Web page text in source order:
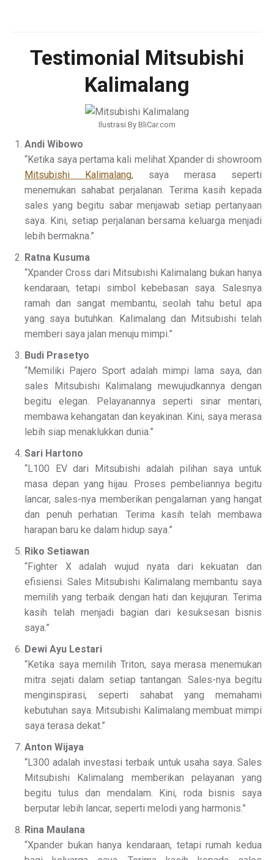
Testimonial Mitsubishi
Kalimalang
Ilustrasi By BliCar.com
Andi Wibowo
“Ketika saya pertama kali melihat Xpander di showroom
Mitsubishi Kalimalang, saya merasa seperti
menemukan sahabat perjalanan. Terima kasih kepada
sales yang begitu sabar menjawab setiap pertanyaan
saya. Kini, setiap perjalanan bersama keluarga menjadi
lebih bermakna.”
Ratna Kusuma
“Xpander Cross dari Mitsubishi Kalimalang bukan hanya
kendaraan, tetapi simbol kebebasan saya. Salesnya
ramah dan sangat membantu, seolah tahu betul apa
yang saya butuhkan. Kalimalang dan Mitsubishi telah
memberi saya jalan menuju mimpi.”
Budi Prasetyo
“Memiliki Pajero Sport adalah mimpi lama saya, dan
sales Mitsubishi Kalimalang mewujudkannya dengan
begitu elegan. Pelayanannya seperti sinar mentari,
membawa kehangatan dan keyakinan. Kini, saya merasa
lebih siap menaklukkan dunia.”
Sari Hartono
“L100 EV dari Mitsubishi adalah pilihan saya untuk
masa depan yang hijau. Proses pembeliannya begitu
lancar, sales-nya memberikan pengalaman yang hangat
dan penuh perhatian. Terima kasih telah membawa
harapan baru ke dalam hidup saya.”
Riko Setiawan
“Fighter X adalah wujud nyata dari kekuatan dan
efisiensi. Sales Mitsubishi Kalimalang membantu saya
memilih yang terbaik dengan hati dan kejujuran. Terima
kasih telah menjadi bagian dari kesuksesan bisnis
saya.”
Dewi Ayu Lestari
“Ketika saya memilih Triton, saya merasa menemukan
mitra sejati dalam setiap tantangan. Sales-nya begitu
menginspirasi, seperti sahabat yang memahami
kebutuhan saya. Mitsubishi Kalimalang membuat mimpi
saya terasa dekat.”
Anton Wijaya
“L300 adalah investasi terbaik untuk usaha saya. Sales
Mitsubishi Kalimalang memberikan pelayanan yang
begitu tulus dan mendalam. Kini, roda bisnis saya
berputar lebih lancar, seperti melodi yang harmonis.”
Rina Maulana
“Xpander bukan hanya kendaraan, tetapi rumah kedua